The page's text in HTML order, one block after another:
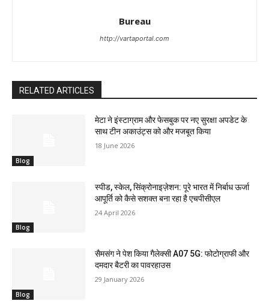
Bureau
http://vartaportal.com
RELATED ARTICLES
Blog
मेटा ने इंस्टाग्राम और फेसबुक पर नए सुरक्षा अपडेट के
साथ टीन अकाउंट्स को और मजबूत किया
18 June 2026
Blog
स्पीड, स्केल, सिंक्रोनाइज़ेशन: पूरे भारत में निर्बाध ऊर्जा
आपूर्ति को कैसे सशक्त बना रहा है एचपीसीएल
24 April 2026
Blog
सैमसंग ने पेश किया गैलेक्सी A07 5G: फोटोग्राफी और
दमदार बैटरी का पावरहाउस
29 January 2026